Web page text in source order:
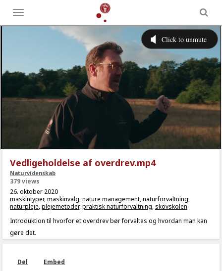
Toggle
menu
Vedligeholdelse af overdrev.mp4
Naturvidenskab
379 views
26. oktober 2020
maskintyper,maskinvalg,nature management,naturforvaltning,
naturpleje,plejemetoder,praktisk naturforvaltning, skovskolen
Introduktion til hvorfor et overdrev bør forvaltes og hvordan man kan
gøre det.
Del Embed